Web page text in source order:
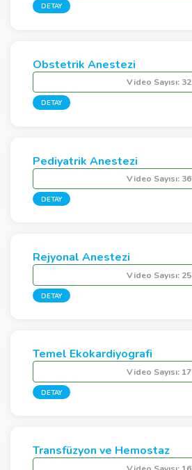
DETAY
Obstetrik Anestezi
Video Sayısı:32
DETAY
Pediyatrik Anestezi
Video Sayısı:36
DETAY
Rejyonal Anestezi
Video Sayısı:25
DETAY
Temel Ekokardiyografi
Video Sayısı:17
DETAY
Transfüzyon ve Hemostaz